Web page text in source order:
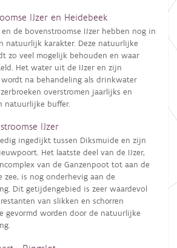
IJzer en Heidebeek
en de bovenstroomse IJzer hebben nog in
natuurlijk karakter. Deze natuurlijke
zo veel mogelijk behouden en waar
Het water uit de IJzer en zijn
na behandeling als drinkwater
overstromen jaarlijks en
natuurlijke buffer.
IJzer
ingedijkt tussen Diksmuide en zijn
Het laatste deel van de IJzer,
van de Ganzenpoot tot aan de
zee, is nog onderhevig aan de
Dit getijdengebied is zeer waardevol
van slikken en schorren
gevormd worden door de natuurlijke